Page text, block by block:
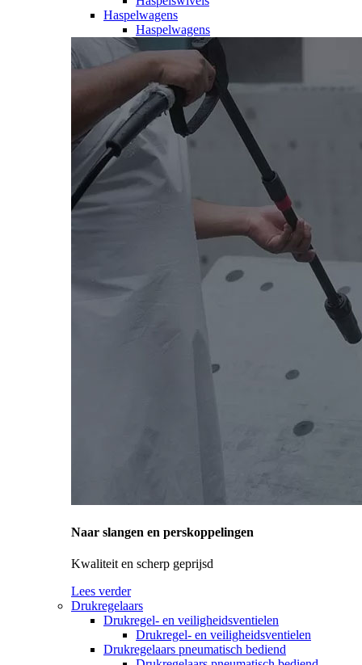
Haspelwagens
Haspelwagens
Naar slangen en perskoppelingen
Kwaliteit en scherp geprijsd
Lees verder
Drukregelaars
Drukregel- en veiligheidsventielen
Drukregel- en veiligheidsventielen
Drukregelaars pneumatisch bediend